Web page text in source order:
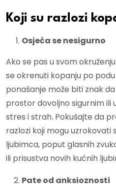
Koji su razlozi
Osjeća se nesigurno
Ako se pas u svom
se okrenuti kopanju po
ponašanje može biti znak
prostor dovoljno sigurnim ili
stres i strah. Pokušajte da
razlozi koji mogu uzrokovati
ljubimca, poput glasnih
ili prisustva novih kućnih
Pate od anksioznosti